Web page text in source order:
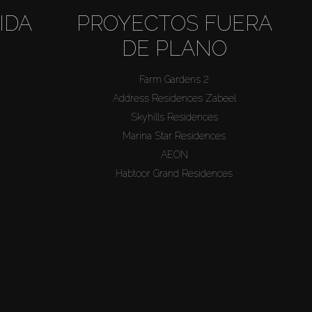
PROYECTOS FUERA
DE PLANO
Farm Gardens 2
Address Residences Zabeel
Skyhills Residences
Marina Star Residences
AEON
Habtoor Grand Residences